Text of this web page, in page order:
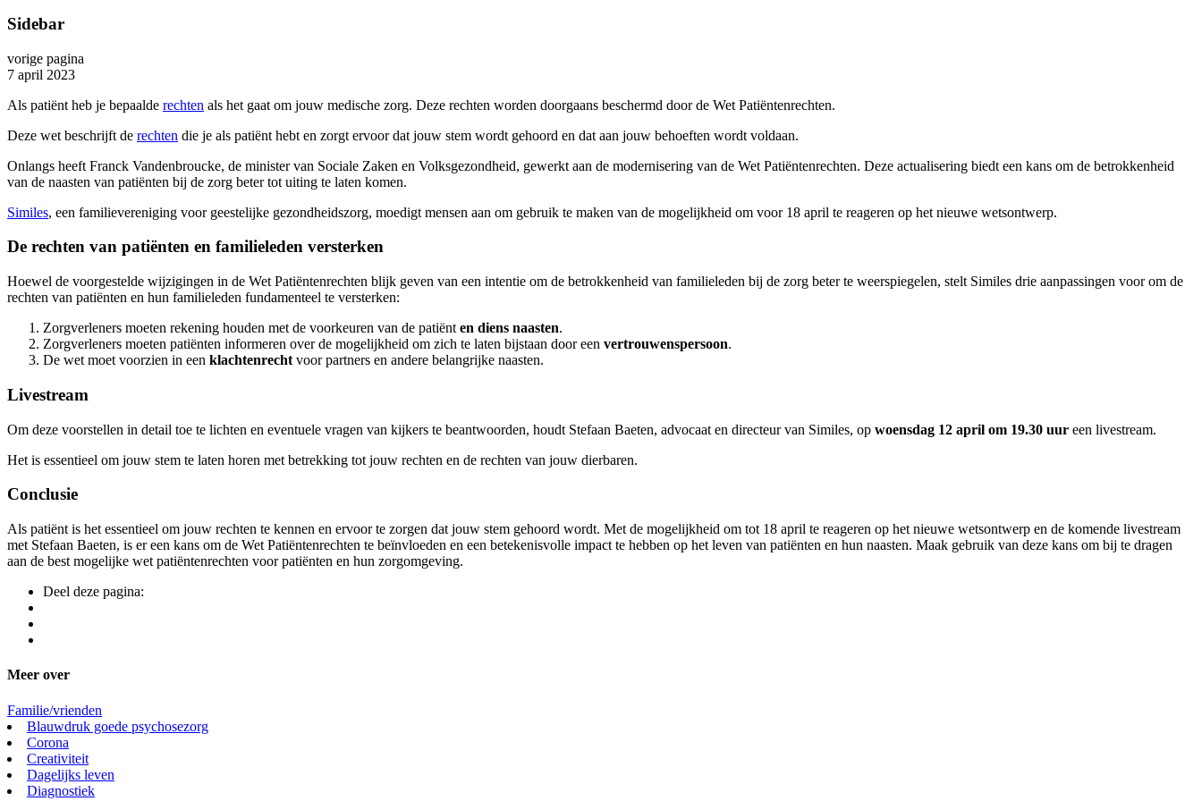
Sidebar
vorige pagina
7 april 2023
Als patiënt heb je bepaalde rechten als het gaat om jouw medische zorg. Deze rechten worden doorgaans beschermd door de Wet Patiëntenrechten.
Deze wet beschrijft de rechten die je als patiënt hebt en zorgt ervoor dat jouw stem wordt gehoord en dat aan jouw behoeften wordt voldaan.
Onlangs heeft Franck Vandenbroucke, de minister van Sociale Zaken en Volksgezondheid, gewerkt aan de modernisering van de Wet Patiëntenrechten. Deze actualisering biedt een kans om de betrokkenheid
van de naasten van patiënten bij de zorg beter tot uiting te laten komen.
Similes, een familievereniging voor geestelijke gezondheidszorg, moedigt mensen aan om gebruik te maken van de mogelijkheid om voor 18 april te reageren op het nieuwe wetsontwerp.
De rechten van patiënten en familieleden versterken
Hoewel de voorgestelde wijzigingen in de Wet Patiëntenrechten blijk geven van een intentie om de betrokkenheid van familieleden bij de zorg beter te weerspiegelen, stelt Similes drie aanpassingen voor om de
rechten van patiënten en hun familieleden fundamenteel te versterken:
Zorgverleners moeten rekening houden met de voorkeuren van de patiënt en diens naasten.
Zorgverleners moeten patiënten informeren over de mogelijkheid om zich te laten bijstaan door een vertrouwenspersoon.
De wet moet voorzien in een klachtenrecht voor partners en andere belangrijke naasten.
Livestream
Om deze voorstellen in detail toe te lichten en eventuele vragen van kijkers te beantwoorden, houdt Stefaan Baeten, advocaat en directeur van Similes, op woensdag 12 april om 19.30 uur een livestream.
Het is essentieel om jouw stem te laten horen met betrekking tot jouw rechten en de rechten van jouw dierbaren.
Conclusie
Als patiënt is het essentieel om jouw rechten te kennen en ervoor te zorgen dat jouw stem gehoord wordt. Met de mogelijkheid om tot 18 april te reageren op het nieuwe wetsontwerp en de komende livestream
met Stefaan Baeten, is er een kans om de Wet Patiëntenrechten te beïnvloeden en een betekenisvolle impact te hebben op het leven van patiënten en hun naasten. Maak gebruik van deze kans om bij te dragen
aan de best mogelijke wet patiëntenrechten voor patiënten en hun zorgomgeving.
Deel deze pagina:
Meer over
Familie/vrienden
Blauwdruk goede psychosezorg
Corona
Creativiteit
Dagelijks leven
Diagnostiek